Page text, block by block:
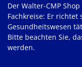
Der Walter-CMP
Fachkreise: Er
Gesundheitswesen
Bitte beachten Sie,
werden.